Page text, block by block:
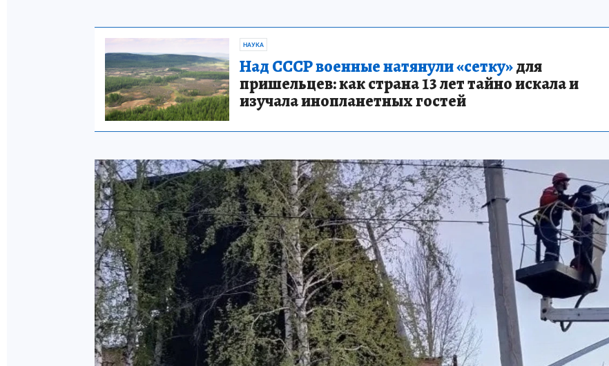
НАУКА
Над СССР военные натянули «сетку»для
пришельцев: как страна 13 лет тайно искала и
изучала инопланетных гостей